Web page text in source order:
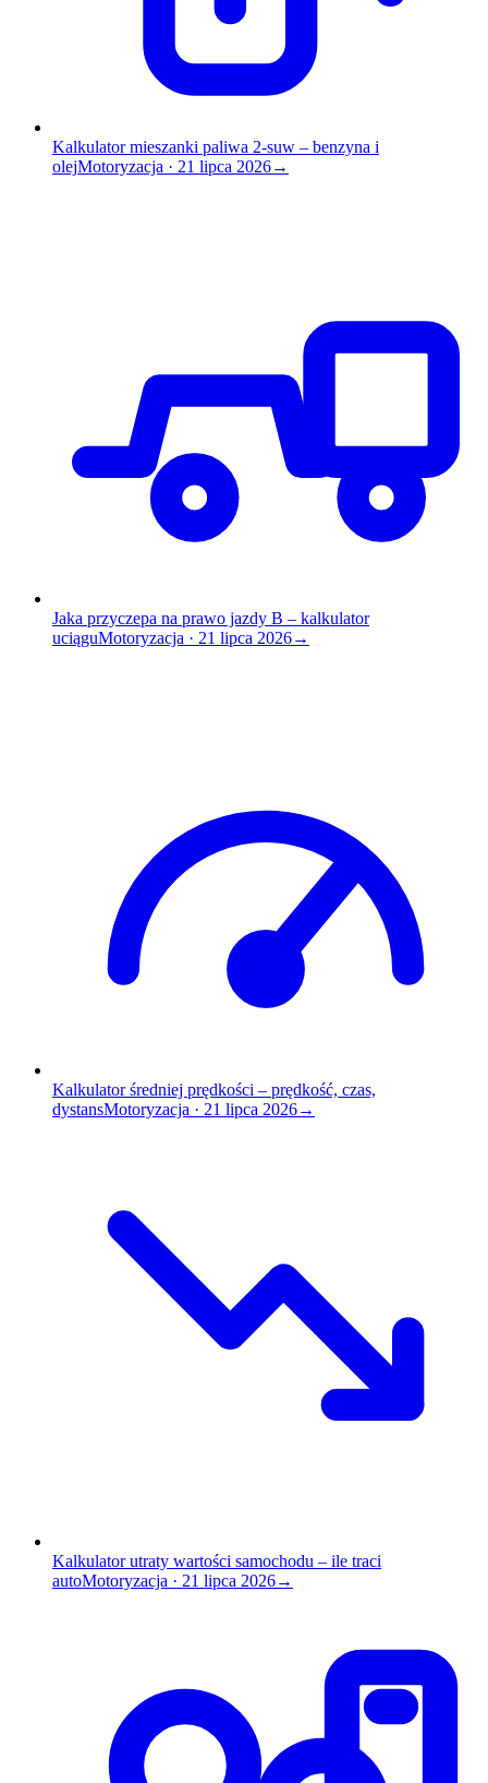
Kalkulator mieszanki paliwa 2-suw – benzyna i
olejMotoryzacja · 21 lipca 2026→
Jaka przyczepa na prawo jazdy B – kalkulator
uciąguMotoryzacja · 21 lipca 2026→
Kalkulator średniej prędkości – prędkość, czas,
dystansMotoryzacja · 21 lipca 2026→
Kalkulator utraty wartości samochodu – ile traci
autoMotoryzacja · 21 lipca 2026→